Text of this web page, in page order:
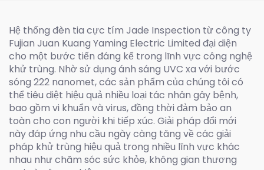
Hệ thống đèn tia cực tím Jade Inspection từ công ty
Fujian Juan Kuang Yaming Electric Limited đại diện
cho một bước tiến đáng kể trong lĩnh vực công nghệ
khử trùng. Nhờ sử dụng ánh sáng UVC xa với bước
sóng 222 nanomet, các sản phẩm của chúng tôi có
thể tiêu diệt hiệu quả nhiều loại tác nhân gây bệnh,
bao gồm vi khuẩn và virus, đồng thời đảm bảo an
toàn cho con người khi tiếp xúc. Giải pháp đổi mới
này đáp ứng nhu cầu ngày càng tăng về các giải
pháp khử trùng hiệu quả trong nhiều lĩnh vực khác
nhau như chăm sóc sức khỏe, không gian thương